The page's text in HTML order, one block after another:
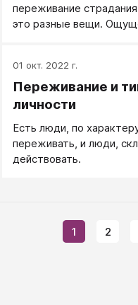
переживание
это разные вещи.
01 окт. 2022 г.
Переживание и
личности
Есть люди, по
переживать, и люди,
действовать.
1 2